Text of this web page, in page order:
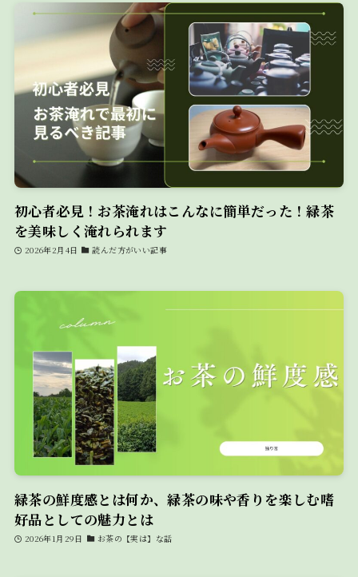
初心者必見！お茶淹れはこんなに簡単だった！緑茶
を美味しく淹れられます
2026年2月4日 読んだ方がいい記事
緑茶の鮮度感とは何か、緑茶の味や香りを楽しむ嗜
好品としての魅力とは
2026年1月29日 お茶の【実は】な話